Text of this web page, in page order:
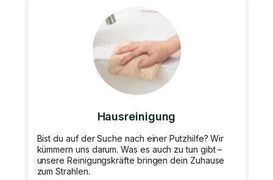
Hausreinigung
Bist du auf der Suche nach einer Putzhilfe? Wir
kümmern uns darum. Was es auch zu tun gibt –
unsere Reinigungskräfte bringen dein Zuhause
zum Strahlen.